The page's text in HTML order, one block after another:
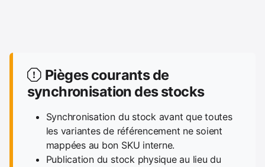
Pièges courants de
synchronisation des stocks
Synchronisation du stock avant que toutes
les variantes de référencement ne soient
mappées au bon SKU interne.
Publication du stock physique au lieu du